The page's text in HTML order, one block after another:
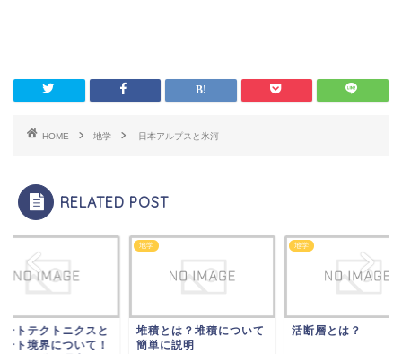
HOME 地学 日本アルプスと氷河
RELATED POST
ートテクトニクスと
ート境界について！
地学
堆積とは？堆積について
簡単に説明
地学
活断層とは？